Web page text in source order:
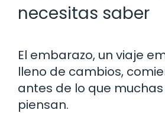
necesitas saber
El embarazo, un viaje
lleno de cambios,
antes de lo que
piensan.